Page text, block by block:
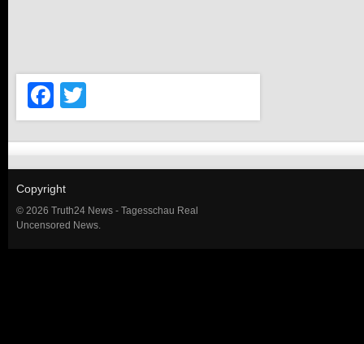
Facebook
Copyright
© 2026 Truth24 News - Tagesschau Real
Uncensored News.